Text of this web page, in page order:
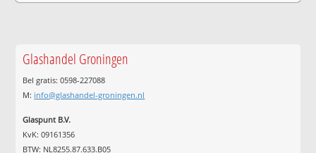
Glashandel Groningen
Bel gratis: 0598-227088
M: info@glashandel-groningen.nl
Glaspunt B.V.
KvK: 09161356
BTW: NL8255.87.633.B05